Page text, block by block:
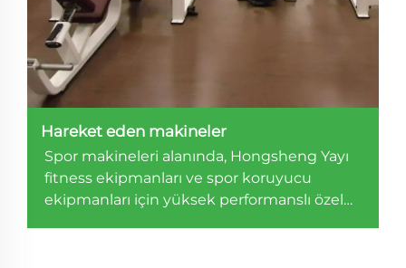
Hareket eden makineler
Spor makineleri alanında, Hongsheng Yayı
fitness ekipmanları ve spor koruyucu
ekipmanları için yüksek performanslı özel